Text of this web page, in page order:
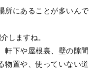
所にあることが多いんで
しますね。
軒下や屋根裏、壁の隙間
物置や、使っていない道